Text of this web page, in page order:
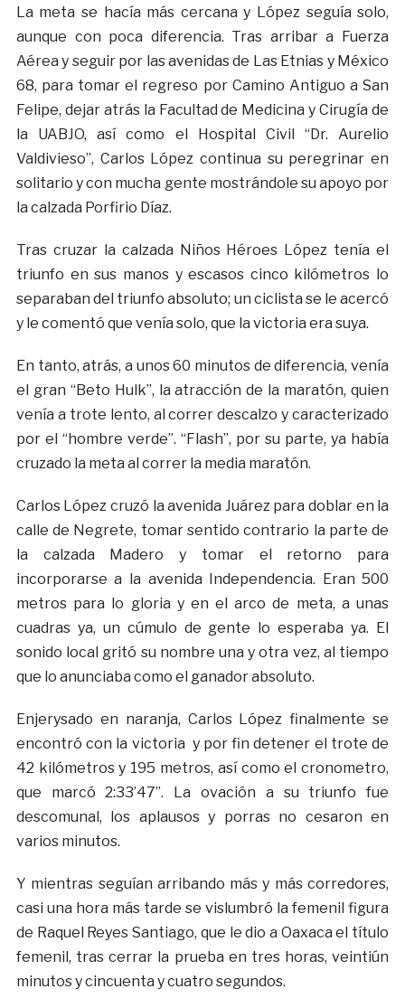
La meta se hacía más cercana y López seguía solo,
aunque con poca diferencia. Tras arribar a Fuerza
Aérea y seguir por las avenidas de Las Etnias y México
68, para tomar el regreso por Camino Antiguo a San
Felipe, dejar atrás la Facultad de Medicina y Cirugía de
la UABJO, así como el Hospital Civil “Dr. Aurelio
Valdivieso”, Carlos López continua su peregrinar en
solitario y con mucha gente mostrándole su apoyo por
la calzada Porfirio Díaz.
Tras cruzar la calzada Niños Héroes López tenía el
triunfo en sus manos y escasos cinco kilómetros lo
separaban del triunfo absoluto; un ciclista se le acercó
y le comentó que venía solo, que la victoria era suya.
En tanto, atrás, a unos 60 minutos de diferencia, venía
el gran “Beto Hulk”, la atracción de la maratón, quien
venía a trote lento, al correr descalzo y caracterizado
por el “hombre verde”. “Flash”, por su parte, ya había
cruzado la meta al correr la media maratón.
Carlos López cruzó la avenida Juárez para doblar en la
calle de Negrete, tomar sentido contrario la parte de
la calzada Madero y tomar el retorno para
incorporarse a la avenida Independencia. Eran 500
metros para lo gloria y en el arco de meta, a unas
cuadras ya, un cúmulo de gente lo esperaba ya. El
sonido local gritó su nombre una y otra vez, al tiempo
que lo anunciaba como el ganador absoluto.
Enjerysado en naranja, Carlos López finalmente se
encontró con la victoria y por fin detener el trote de
42 kilómetros y 195 metros, así como el cronometro,
que marcó 2:33’47”. La ovación a su triunfo fue
descomunal, los aplausos y porras no cesaron en
varios minutos.
Y mientras seguían arribando más y más corredores,
casi una hora más tarde se vislumbró la femenil figura
de Raquel Reyes Santiago, que le dio a Oaxaca el título
femenil, tras cerrar la prueba en tres horas, veintiún
minutos y cincuenta y cuatro segundos.